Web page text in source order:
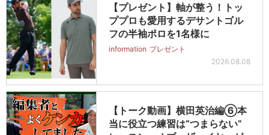
【プレゼント】軸が整う！トッ
ププロも愛用するデサントゴル
フの半袖ポロを1名様に
information プレゼント
2026.08.08
【トーク動画】横田英治編⑥本
当に役立つ練習は“つまらない”